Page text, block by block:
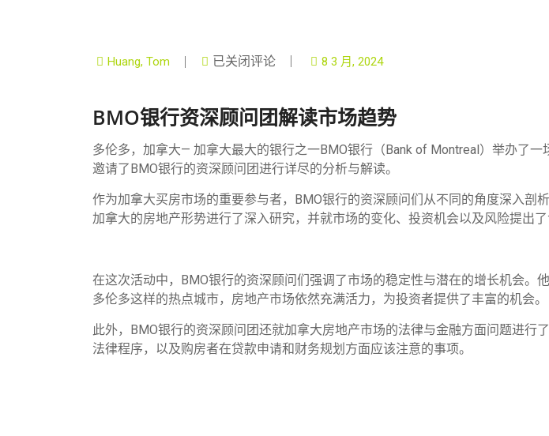
Huang, Tom 已关闭评论 8 3 月, 2024
BMO银行资深顾问团解读市场趋势
多伦多，加拿大— 加拿大最大的银行之一BMO银行（Bank of Montreal）举办了
邀请了BMO银行的资深顾问团进行详尽的分析与解读。
作为加拿大买房市场的重要参与者，BMO银行的资深顾问们从不同的角度深入
加拿大的房地产形势进行了深入研究，并就市场的变化、投资机会以及风险提出了
在这次活动中，BMO银行的资深顾问们强调了市场的稳定性与潜在的增长机会
多伦多这样的热点城市，房地产市场依然充满活力，为投资者提供了丰富的机会。
此外，BMO银行的资深顾问团还就加拿大房地产市场的法律与金融方面问题进
法律程序，以及购房者在贷款申请和财务规划方面应该注意的事项。